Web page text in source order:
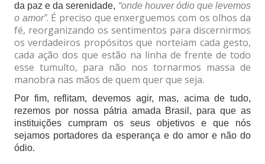
da paz e da serenidade, “onde houver ódio que levemos
o amor”. É preciso que enxerguemos com os olhos da
fé, reorganizando os sentimentos para discernirmos
os verdadeiros propósitos que norteiam cada gesto,
cada ação dos que estão na linha de frente de todo
esse tumulto, para não nos tornarmos massa de
manobra nas mãos de quem quer que seja.
Por fim, reflitam, devemos agir, mas, acima de tudo,
rezemos por nossa pátria amada Brasil, para que as
instituições cumpram os seus objetivos e que nós
sejamos portadores da esperança e do amor e não do
ódio.